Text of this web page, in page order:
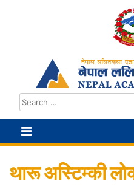
थारू अस्टिम्की